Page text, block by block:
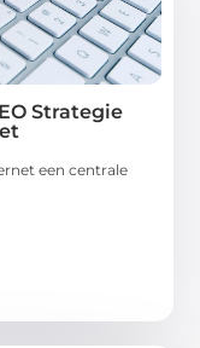
Strategie
een centrale